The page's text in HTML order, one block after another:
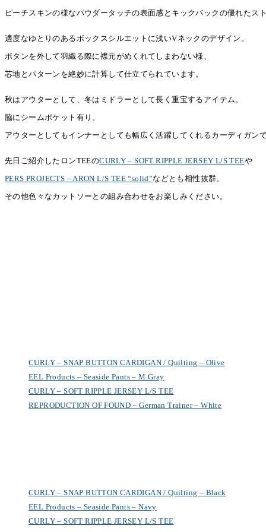
ピーチスキンの様なパウダータッチの表面感とキックバックの優れたス
適度なゆとりのあるボックスシルエットに浅いVネックのデザイン。
ボタンを外して羽織る際に襟元がめくれてしまわない様、
芯地とパターンを絶妙に計算して仕立てられています。
秋はアウターとして、冬はミドラーとして長く重宝するアイテム。
脇にシームポケット有り。
アウターとしてもインナーとしても幅広く活躍してくれるカーディガン
先日ご紹介したロンTEEのCURLY – SOFT RIPPLE JERSEY L/S TEEや
PERS PROJECTS – ARON L/S TEE “solid”などとも相性抜群。
その他色々なカットソーとの組み合わせをお楽しみください。
CURLY – SNAP BUTTON CARDIGAN / Quilting – Olive
EEL Products – Seaside Pants – M.Gray
CURLY – SOFT RIPPLE JERSEY L/S TEE
REPRODUCTION OF FOUND – German Trainer – White
CURLY – SNAP BUTTON CARDIGAN / Quilting – Black
EEL Products – Seaside Pants – Navy
CURLY – SOFT RIPPLE JERSEY L/S TEE